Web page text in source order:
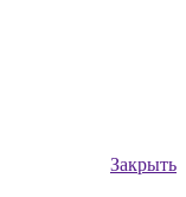
Закрыть